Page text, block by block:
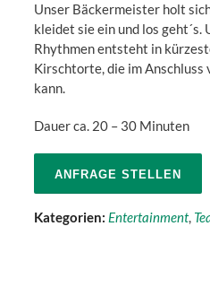
Unser Bäckermeister holt
kleidet sie ein und los
Rhythmen entsteht in
Kirschtorte, die im
kann.
Dauer ca. 20 – 30 Minuten
ANFRAGE STELLEN
Kategorien: Entertainment,